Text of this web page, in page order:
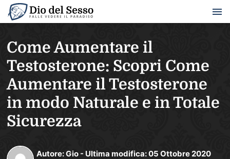
Come Aumentare il
Testosterone: Scopri Come
Aumentare il Testosterone
in modo Naturale e in Totale
Sicurezza
Autore:Gio - Ultima modifica:05 Ottobre 2020